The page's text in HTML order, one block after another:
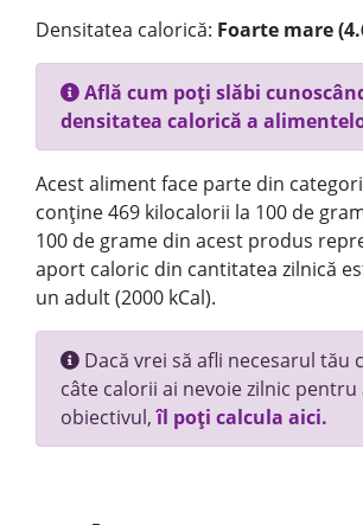
Densitatea calorică: Foarte mare
Află cum poți slăbi
densitatea calorică a
Acest aliment face parte din
conține 469 kilocalorii la 100 de
100 de grame din acest produs
aport caloric din cantitatea zilnică
un adult (2000 kCal).
Dacă vrei să afli necesarul tău
câte calorii ai nevoie zilnic
obiectivul,îl poți calcula aici.